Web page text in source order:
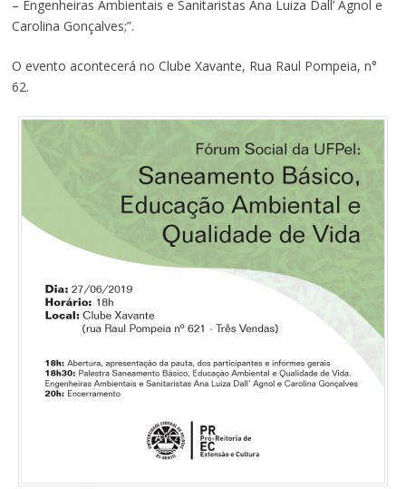
– Engenheiras Ambientais e Sanitaristas Ana Luiza Dall’ Agnol e
Carolina Gonçalves;”.
O evento acontecerá no Clube Xavante, Rua Raul Pompeia, n°
62.